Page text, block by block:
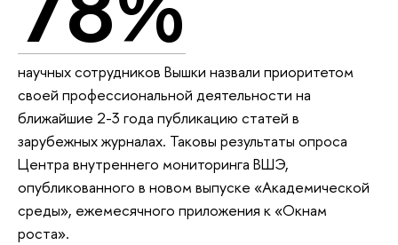
научных сотрудников Вышки назвали приоритетом
своей профессиональной деятельности на
ближайшие 2-3 года публикацию статей в
зарубежных журналах. Таковы результаты опроса
Центра внутреннего мониторинга ВШЭ,
опубликованного в новом выпуске «Академической
среды», ежемесячного приложения к «Окнам
роста».